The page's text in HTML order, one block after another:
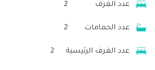
عدد الغرف 2
عدد الحمامات 2
عدد الغرف الرئيسية 2